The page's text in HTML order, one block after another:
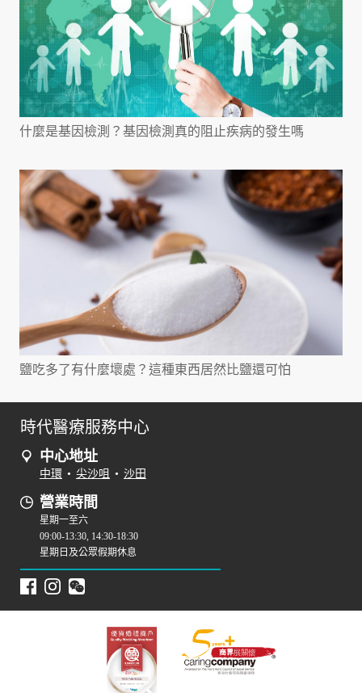
什麼是基因檢測？基因檢測真的阻止疾病的發生嗎
鹽吃多了有什麼壞處？這種東西居然比鹽還可怕
時代醫療服務中心
中心地址
中環 • 尖沙咀 • 沙田
營業時間
星期一至六
09:00-13:30, 14:30-18:30
星期日及公眾假期休息